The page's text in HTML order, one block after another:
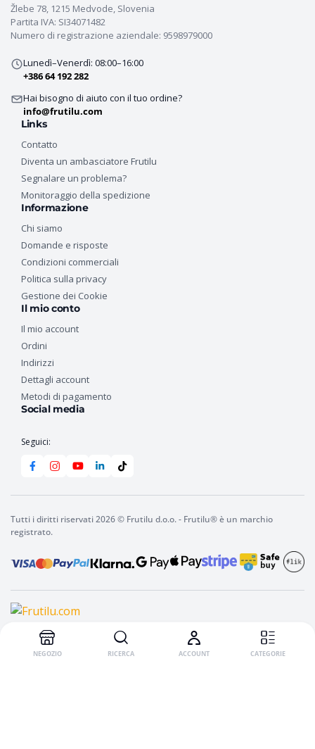
Frutilu
bevanda
Fragola,
Žlebe 78, 1215 Medvode, Slovenia
Partita IVA: SI34071482
Numero di registrazione aziendale: 9598979000
Lunedì–Venerdì: 08:00–16:00
+386 64 192 282
Hai bisogno di aiuto con il tuo ordine?
info@frutilu.com
Links
Contatto
Diventa un ambasciatore Frutilu
Segnalare un problema?
Monitoraggio della spedizione
Informazione
Chi siamo
Domande e risposte
Condizioni commerciali
Politica sulla privacy
Gestione dei Cookie
Il mio conto
Il mio account
Ordini
Indirizzi
Dettagli account
Metodi di pagamento
Social media
Seguici:
Tutti i diritti riservati 2026 © Frutilu d.o.o. - Frutilu® è un marchio
registrato.
NEGOZIO RICERCA ACCOUNT CATEGORIE